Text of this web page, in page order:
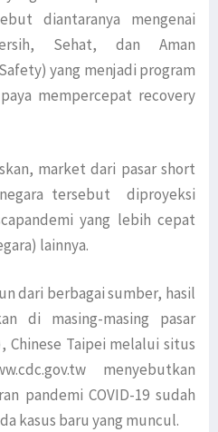
diantaranya mengenai
Sehat, dan Aman
yang menjadi program
mempercepat recovery
market dari pasar short
tersebut diproyeksi
yang lebih cepat
lainnya.
dari berbagai sumber, hasil
di masing-masing pasar
Chinese Taipei melalui situs
menyebutkan
pandemi COVID-19 sudah
kasus baru yang muncul.